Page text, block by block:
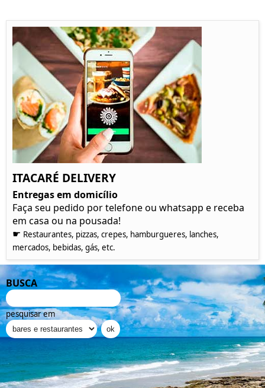
ITACARÉ DELIVERY
Entregas em domicílio
Faça seu pedido por telefone ou whatsapp e receba
em casa ou na pousada!
☛ Restaurantes, pizzas, crepes, hamburgueres, lanches,
mercados, bebidas, gás, etc.
BUSCA
pesquisar em